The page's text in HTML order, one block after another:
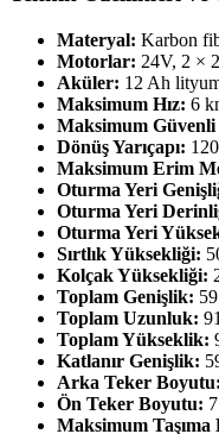
Materyal: Karbon
Motorlar: 24V, 2 ×
Aküler: 12 Ah
Maksimum Hız: 6
Maksimum
Dönüş Yarıçapı:
Maksimum Erim
Oturma Yeri
Oturma Yeri
Oturma Yeri
Sırtlık Yüksekliği:
Kolçak Yüksekliği:
Toplam Genişlik:
Toplam Uzunluk:
Toplam Yükseklik:
Katlanır Genişlik:
Arka Teker Boyutu:
Ön Teker Boyutu:
Maksimum Taşıma